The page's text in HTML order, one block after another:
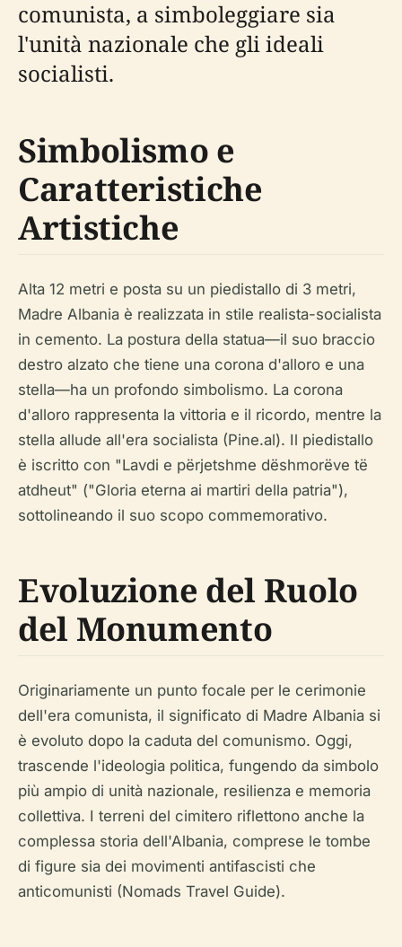
comunista, a simboleggiare sia
l'unità nazionale che gli ideali
socialisti.
Simbolismo e
Caratteristiche
Artistiche
Alta 12 metri e posta su un piedistallo di 3 metri,
Madre Albania è realizzata in stile realista-socialista
in cemento. La postura della statua—il suo braccio
destro alzato che tiene una corona d'alloro e una
stella—ha un profondo simbolismo. La corona
d'alloro rappresenta la vittoria e il ricordo, mentre la
stella allude all'era socialista (Pine.al). Il piedistallo
è iscritto con "Lavdi e përjetshme dëshmorëve të
atdheut" ("Gloria eterna ai martiri della patria"),
sottolineando il suo scopo commemorativo.
Evoluzione del Ruolo
del Monumento
Originariamente un punto focale per le cerimonie
dell'era comunista, il significato di Madre Albania si
è evoluto dopo la caduta del comunismo. Oggi,
trascende l'ideologia politica, fungendo da simbolo
più ampio di unità nazionale, resilienza e memoria
collettiva. I terreni del cimitero riflettono anche la
complessa storia dell'Albania, comprese le tombe
di figure sia dei movimenti antifascisti che
anticomunisti (Nomads Travel Guide).